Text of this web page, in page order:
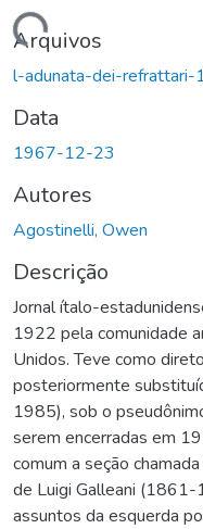
Arquivos
l-adunata-dei-
Data
1967-12-23
Autores
Agostinelli, Owen
Descrição
Jornal ítalo-
1922 pela comunidade
Unidos. Teve como
posteriormente
1985), sob o
serem encerradas em
comum a seção
de Luigi Galleani (1861-
assuntos da esquerda